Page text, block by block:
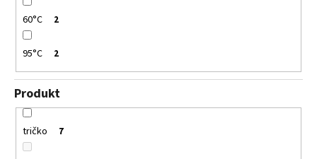
60°C 2
95°C 2
Produkt
tričko 7